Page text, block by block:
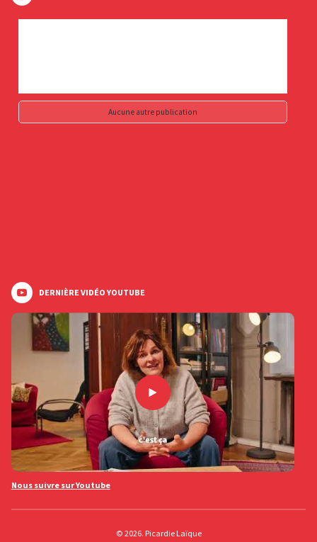
Aucune autre publication
DERNIÈRE VIDÉO YOUTUBE
Nous suivre sur Youtube
© 2026. Picardie Laïque